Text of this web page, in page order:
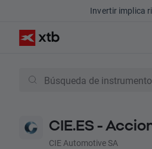
Invertir implica
CIE.ES -
CIE Automotive SA